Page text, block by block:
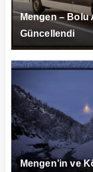
Mengen – Bolu
Güncellendi
Mengen’in ve